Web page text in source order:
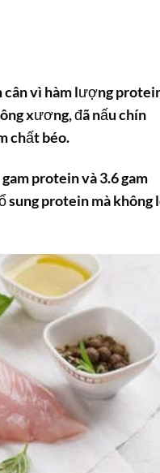
cân vì hàm lượng
xương, đã nấu chín
chất béo.
protein và 3.6 gam
sung protein mà không